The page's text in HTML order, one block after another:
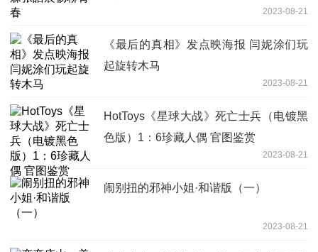
2023-08-21
《最后的真相》发点映海报 闫妮涂们玩
起旋转木马
2023-08-21
HotToys《星球大战》死亡士兵（电镀黑
色版）1：6珍藏人偶 官图鉴赏
2023-08-21
闹别扭的邪神小姐·和谐版（一）
2023-08-21